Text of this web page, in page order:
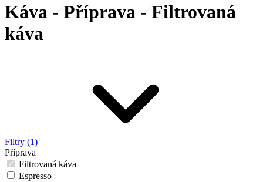
Káva - Příprava - Filtrovaná
káva
Filtry (1)
Příprava
Filtrovaná káva
Espresso